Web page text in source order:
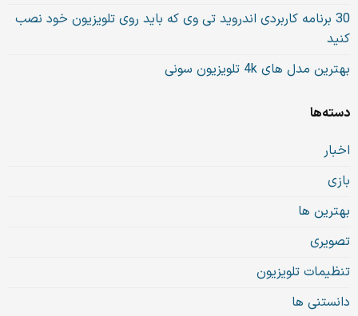
30 برنامه کاربردی اندروید تی وی که باید روی تلویزیون خود نصب
کنید
بهترین مدل های 4k تلویزیون سونی
دسته‌ها
اخبار
بازی
بهترین ها
تصویری
تنظیمات تلویزیون
دانستنی ها